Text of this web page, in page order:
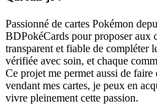
Passionné de cartes Pokémon
BDPokéCards pour proposer aux
transparent et fiable de compléter
vérifiée avec soin, et chaque
Ce projet me permet aussi de
vendant mes cartes, je peux en
vivre pleinement cette passion.